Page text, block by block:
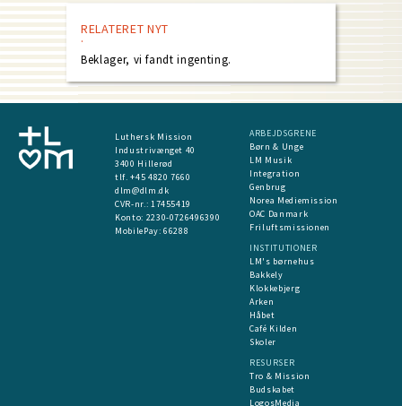
RELATERET NYT
Beklager, vi fandt ingenting.
Luthersk Mission
Industrivænget 40
3400 Hillerød
tlf. +45 4820 7660
dlm@dlm.dk
CVR-nr.: 17455419
​Konto: 2230-0726496390
MobilePay:66288
ARBEJDSGRENE
Børn & Unge
LM Musik
Integration
Genbrug
Norea Mediemission
OAC Danmark
Friluftsmissionen
INSTITUTIONER
LM's børnehus
Bakkely
Klokkebjerg
Arken
Håbet
Café Kilden
Skoler
RESURSER
Tro & Mission
Budskabet
LogosMedia